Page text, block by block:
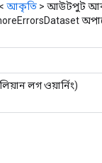
আকৃতি > আউটপুট
লগ ওয়ার্নিং)